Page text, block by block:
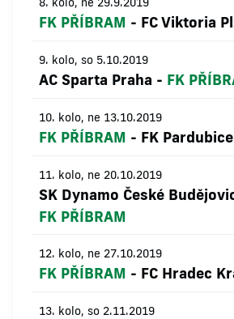
FK PŘÍBRAM - FC Viktoria
9. kolo, so 5.10.2019
AC Sparta Praha - FK
10. kolo, ne 13.10.2019
FK PŘÍBRAM - FK Pardubice
11. kolo, ne 20.10.2019
SK Dynamo České
FK PŘÍBRAM
12. kolo, ne 27.10.2019
FK PŘÍBRAM - FC Hradec
13. kolo, so 2.11.2019